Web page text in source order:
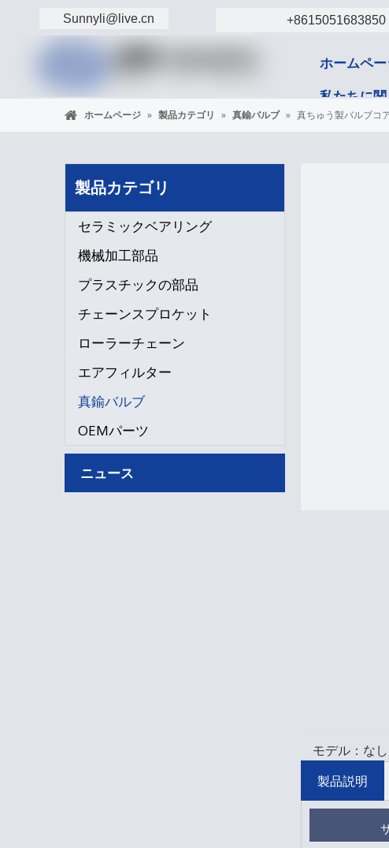
Sunnyli@live.cn +8615051683850
ホームペ
私たちに
ホームページ » 製品カテゴリ » 真鍮バルブ » 真ちゅう製バルブコ
製品カテゴリ
セラミックベアリング
機械加工部品
プラスチックの部品
チェーンスプロケット
ローラーチェーン
エアフィルター
真鍮バルブ
OEMパーツ
ニュース
モデル： なし
製品説明